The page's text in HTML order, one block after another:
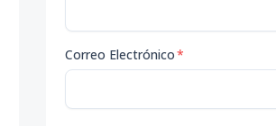
Correo Electrónico*